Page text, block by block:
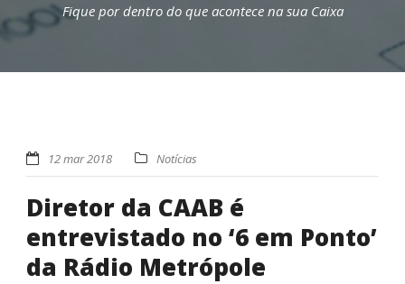
Fique por dentro do que acontece na sua Caixa
12 mar 2018 Notícias
Diretor da CAAB é
entrevistado no ‘6 em Ponto’
da Rádio Metrópole